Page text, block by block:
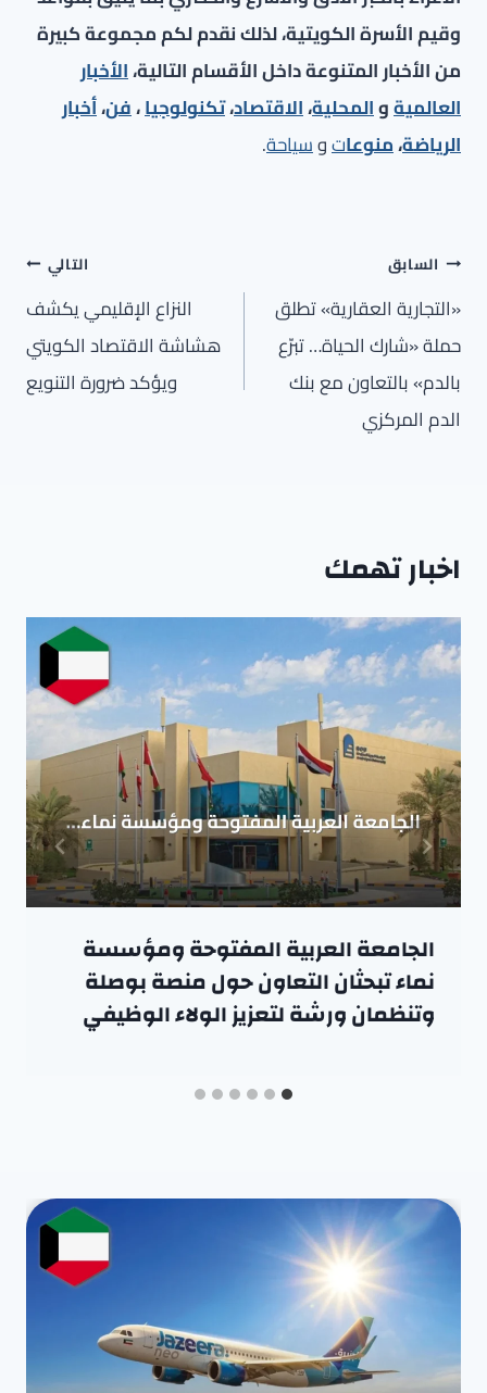
وقيم الأسرة الكويتية، لذلك نقدم لكم مجموعة كبيرة
من الأخبار المتنوعة داخل الأقسام التالية،الأخبار
العالميةوالمحلية،الاقتصاد،تكنولوجيا،فن،أخبار
الرياضة،منوعاتوسياحة.
تصفّح
المقالات
السابق
«التجارية العقارية» تطلق
حملة «شارك الحياة… تبرّع
بالدم» بالتعاون مع بنك
الدم المركزي
التالي
النزاع الإقليمي يكشف
هشاشة الاقتصاد الكويتي
ويؤكد ضرورة التنويع
اخبار تهمك
الجامعة العربية المفتوحة ومؤسسة
نماء تبحثان التعاون حول منصة بوصلة
وتنظمان ورشة لتعزيز الولاء الوظيفي